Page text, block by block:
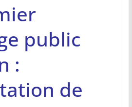
public
:
de